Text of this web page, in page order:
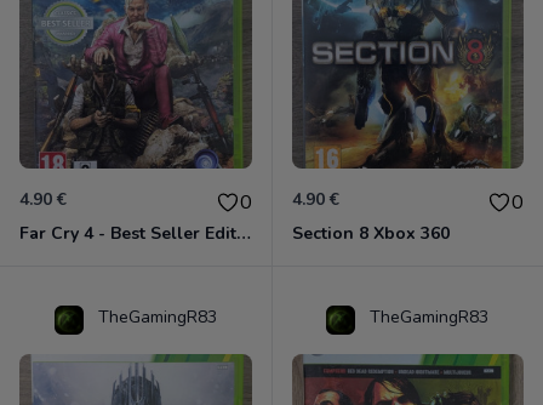
4.90 € 0
Far Cry 4 - Best Seller Edition Xbox 360
4.90 € 0
Section 8 Xbox 360
TheGamingR83 TheGamingR83